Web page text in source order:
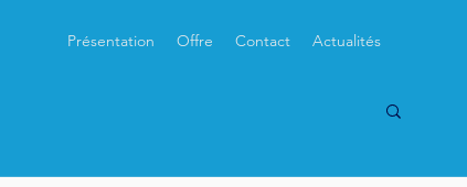
Présentation Offre Contact Actualités